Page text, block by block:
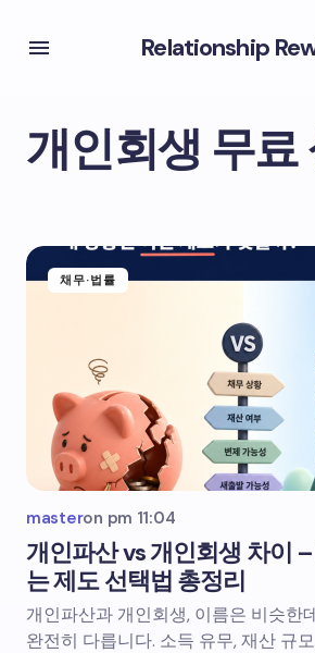
Relationship
개인회생 무료
채무·법률
masteron pm 11:04
개인파산 vs 개인회생 차이
는 제도 선택법 총정리
개인파산과 개인회생, 이름은 비슷한
완전히 다릅니다. 소득 유무, 재산 규